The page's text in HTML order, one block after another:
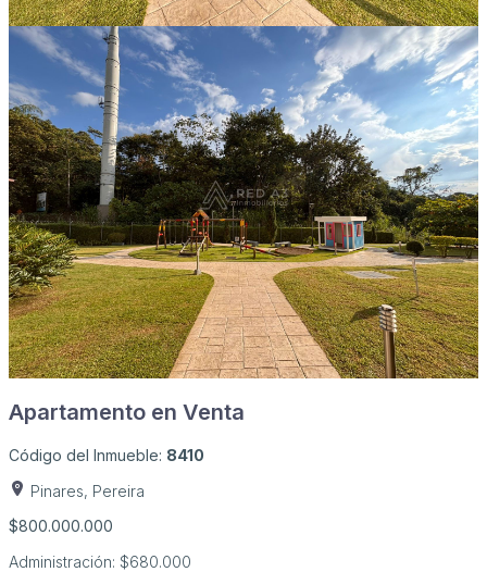
Apartamento en Venta
Código del Inmueble: 8410
Pinares, Pereira
$800.000.000
Administración: $680.000